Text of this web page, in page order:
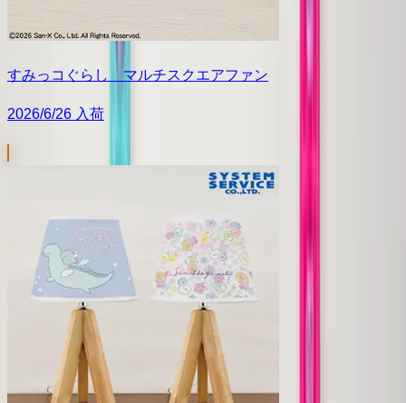
すみっコぐらし マルチスクエアファン
2026/6/26 入荷